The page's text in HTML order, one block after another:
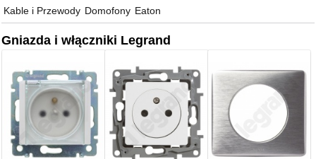
Kable i Przewody Domofony Eaton
Gniazda i włączniki Legrand